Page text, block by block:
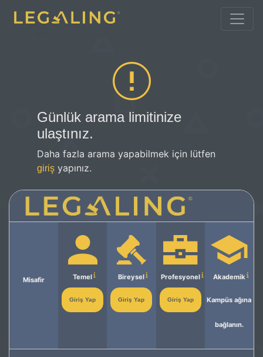
Günlük arama limitinize
ulaştınız.
Daha fazla arama yapabilmek için lütfen
giriş yapınız.
Misafir Temel
Giriş Yap
Bireysel
Giriş Yap
Profesyonel
Giriş Yap
Akademik
Kampüs ağına
bağlanın.